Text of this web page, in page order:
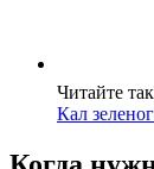
Читайте
Кал